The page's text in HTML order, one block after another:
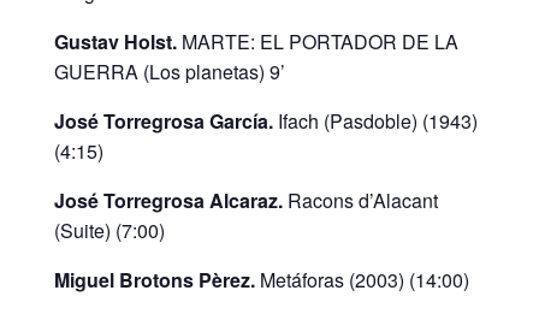
Gustav Holst. MARTE: EL PORTADOR DE LA
GUERRA (Los planetas) 9’
José Torregrosa García. Ifach (Pasdoble) (1943)
(4:15)
José Torregrosa Alcaraz. Racons d’Alacant
(Suite) (7:00)
Miguel Brotons Pèrez. Metáforas (2003) (14:00)